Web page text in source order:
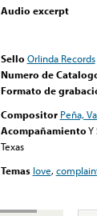
Audio excerpt
Sello Orlinda Records
Numero de
Formato de
Compositor Peña,
AcompañamientoY
Texas
Temas love,